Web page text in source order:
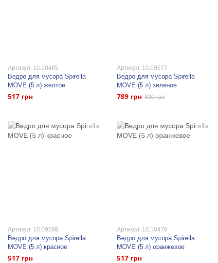
Артикул: 10.10485
Ведро для мусора Spirella
MOVE (5 л) желтое
517 грн
Артикул: 10.09577
Ведро для мусора Spirella
MOVE (5 л) зеленое
789 грн 830 грн
Артикул: 10.09598
Ведро для мусора Spirella
MOVE (5 л) красное
517 грн
Артикул: 10.10476
Ведро для мусора Spirella
MOVE (5 л) оранжевое
517 грн